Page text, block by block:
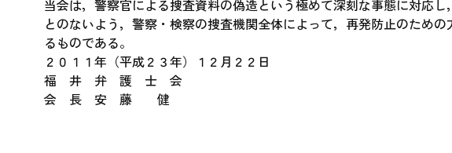
当会は，警察官による捜査資料の偽造という極めて深刻な事態に対応
とのないよう，警察・検察の捜査機関全体によって，再発防止のため
るものである。
２０１１年（平成２３年）１２月２２日
福 井 弁 護 士 会
会 長 安 藤 健